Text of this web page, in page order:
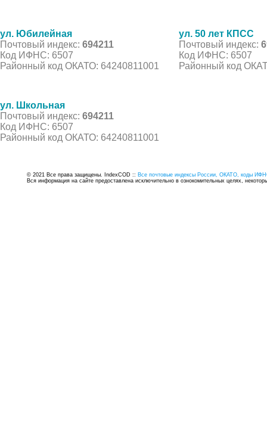
ул. Юбилейная
Почтовый индекс: 694211
Код ИФНС: 6507
Районный код ОКАТО: 64240811001
ул. 50 лет КПСС
Почтовый индекс:
Код ИФНС: 6507
Районный код
ул. Школьная
Почтовый индекс: 694211
Код ИФНС: 6507
Районный код ОКАТО: 64240811001
© 2021 Все права защищены. IndexCOD :: Все почтовые индексы России, ОКАТО, коды
Вся информация на сайте предоставлена исключительно в ознокомительных целях,